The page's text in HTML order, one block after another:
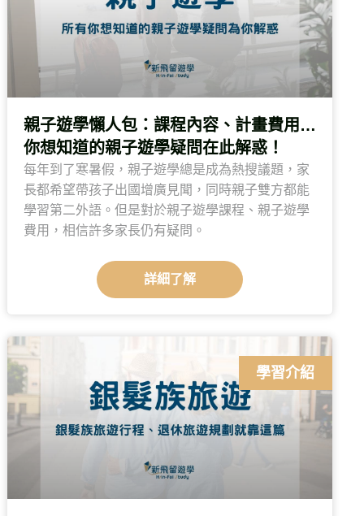
親子遊學懶人包：課程內容、計畫費用…
你想知道的親子遊學疑問在此解惑！
每年到了寒暑假，親子遊學總是成為熱搜議題，家
長都希望帶孩子出國增廣見聞，同時親子雙方都能
學習第二外語。但是對於親子遊學課程、親子遊學
費用，相信許多家長仍有疑問。
詳細了解
學習介紹